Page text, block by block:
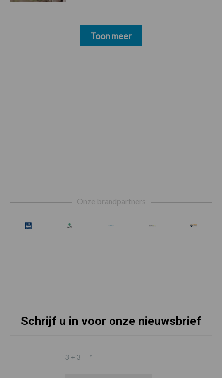
Toon meer
Onze brandpartners
Schrijf u in voor onze nieuwsbrief
3 + 3 = *